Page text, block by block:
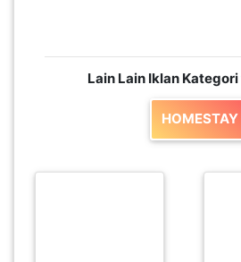
Lain Lain Iklan
HOMESTAY